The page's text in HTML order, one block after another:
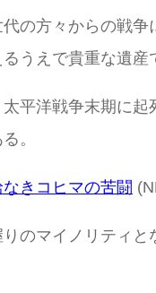
の方々からの戦
うえで貴重な遺産
平洋戦争末期に
。
きコヒマの苦闘
のマイノリティ